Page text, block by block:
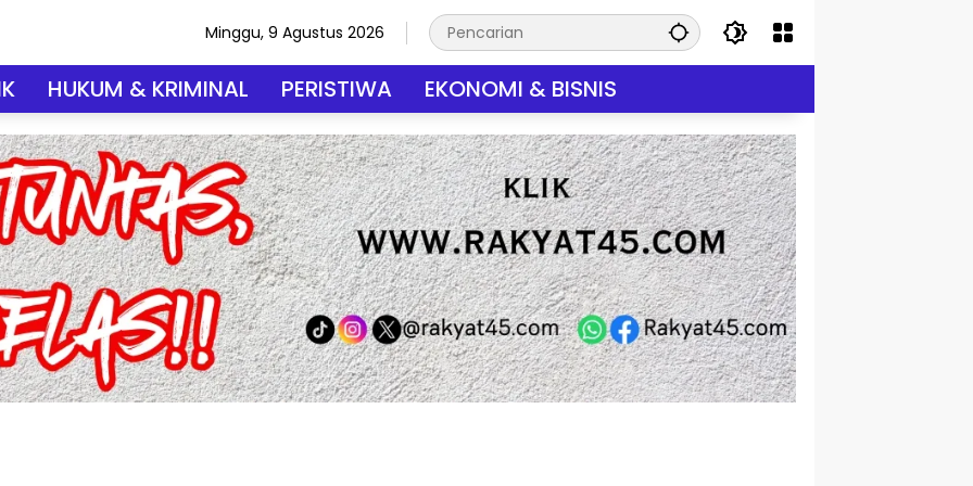
Minggu, 9 Agustus 2026
HUKUM & KRIMINAL PERISTIWA EKONOMI & BISNIS